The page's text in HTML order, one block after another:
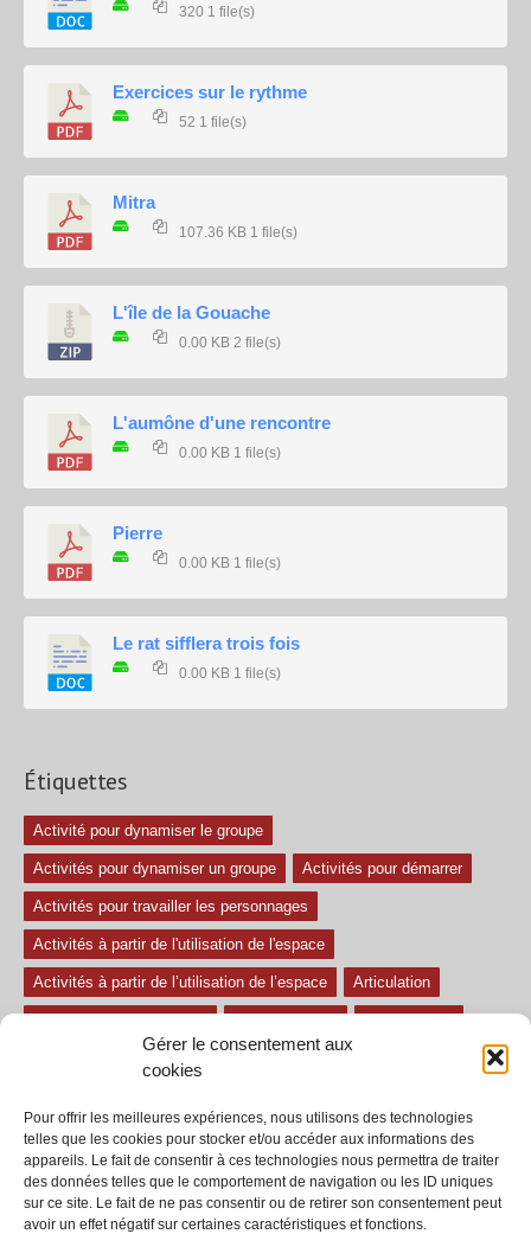
Gérer le consentement aux
cookies
Pour offrir les meilleures expériences, nous utilisons des technologies
telles que les cookies pour stocker et/ou accéder aux informations des
appareils. Le fait de consentir à ces technologies nous permettra de traiter
des données telles que le comportement de navigation ou les ID uniques
sur ce site. Le fait de ne pas consentir ou de retirer son consentement peut
avoir un effet négatif sur certaines caractéristiques et fonctions.
320 1 file(s)
Exercices sur le rythme
52 1 file(s)
Mitra
107.36 KB 1 file(s)
L'île de la Gouache
0.00 KB 2 file(s)
L'aumône d'une rencontre
0.00 KB 1 file(s)
Pierre
0.00 KB 1 file(s)
Le rat sifflera trois fois
0.00 KB 1 file(s)
Étiquettes
Activité pour dynamiser le groupe
Activités pour dynamiser un groupe Activités pour démarrer
Activités pour travailler les personnages
Activités à partir de l'utilisation de l'espace
Activités à partir de l’utilisation de l’espace Articulation
Exercices difficiles
Le regard et la voix Pièce pour enfant Sans paroles
Secondaire séances tous les exercices
Tous les exercices de théâtre